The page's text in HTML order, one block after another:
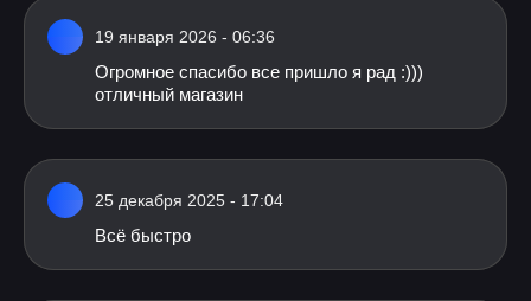
19 января 2026 - 06:36
Огромное спасибо все пришло я рад :)))
отличный магазин
25 декабря 2025 - 17:04
Всё быстро